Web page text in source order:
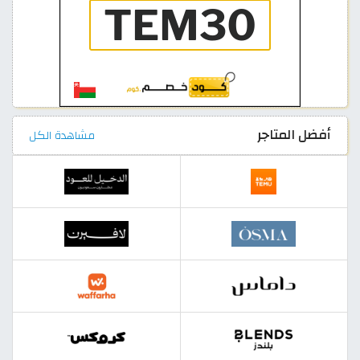
أفضل المتاجر مشاهدة الكل